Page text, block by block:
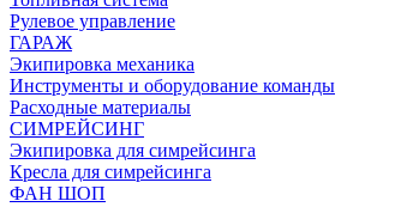
Рулевое управление
ГАРАЖ
Экипировка механика
Инструменты и оборудование команды
Расходные материалы
СИМРЕЙСИНГ
Экипировка для симрейсинга
Кресла для симрейсинга
ФАН ШОП